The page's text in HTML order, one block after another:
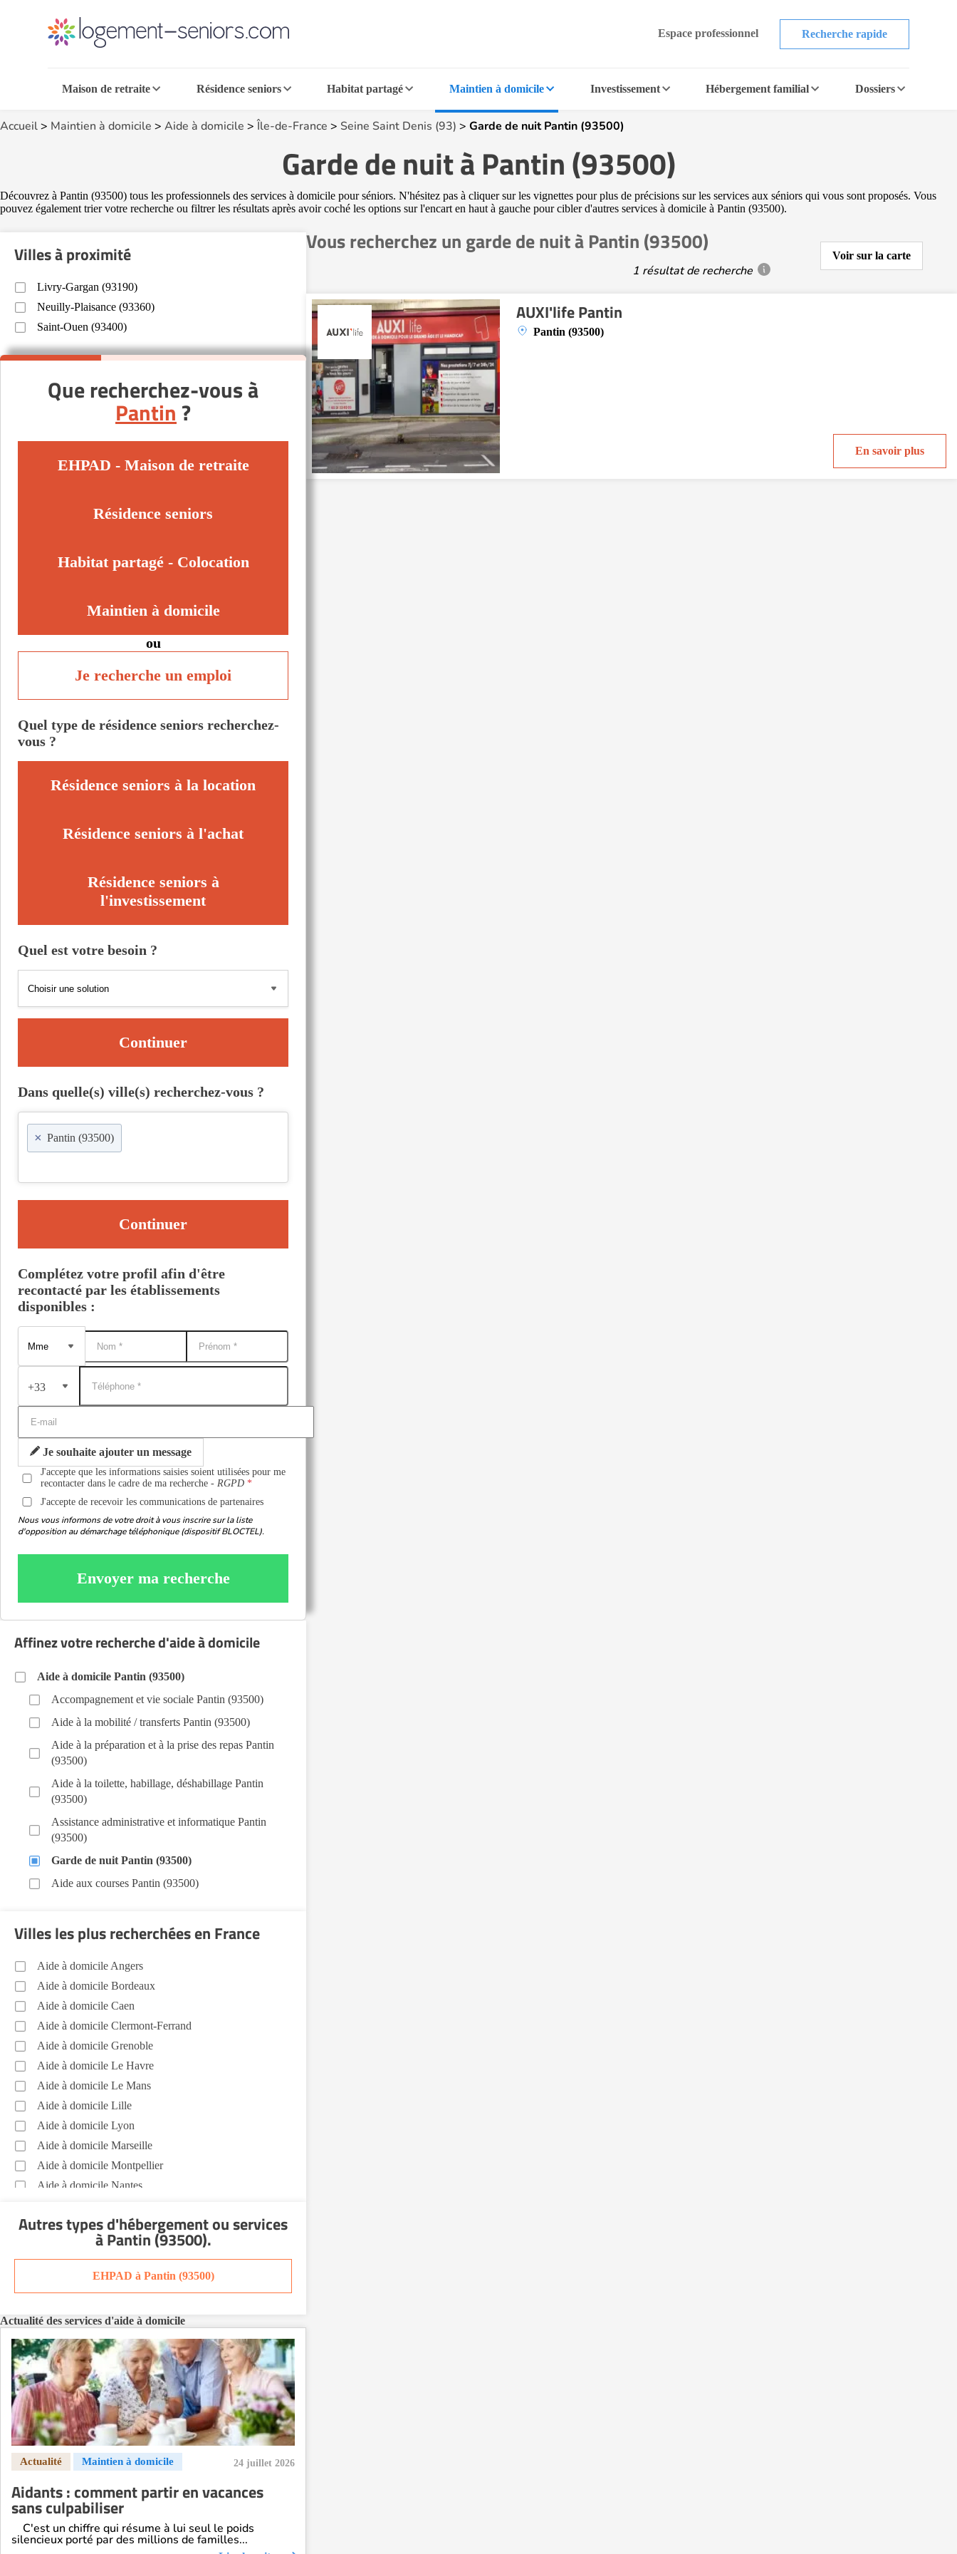
Espace professionnel Recherche rapide
Maison de retraite Résidence seniors Habitat partagé Maintien à domicile Investissement Hébergement familial Dossiers
Accueil> Maintien à domicile > Aide à domicile > Île-de-France > Seine Saint Denis (93) > Garde de nuit Pantin (93500)
Garde de nuit à Pantin (93500)
Découvrez à Pantin (93500) tous les professionnels des services à domicile pour séniors. N'hésitez pas à cliquer sur les vignettes pour plus de précisions sur les services aux séniors qui vous sont proposés. Vous
pouvez également trier votre recherche ou filtrer les résultats après avoir coché les options sur l'encart en haut à gauche pour cibler d'autres services à domicile à Pantin (93500).
Vous recherchez un garde de nuit à Pantin (93500)
1 résultat de recherche
Voir sur la carte
AUXI'life Pantin
Pantin (93500)
En savoir plus
Villes à proximité
Livry-Gargan (93190)
Neuilly-Plaisance (93360)
Saint-Ouen (93400)
Que recherchez-vous à
Pantin ?
EHPAD - Maison de retraite
Résidence seniors
Habitat partagé - Colocation
Maintien à domicile
ou
Je recherche un emploi
Quel type de résidence seniors recherchez-
vous ?
Résidence seniors à la location
Résidence seniors à l'achat
Résidence seniors à
l'investissement
Quel est votre besoin ?
Continuer
Dans quelle(s) ville(s) recherchez-vous ?
× Pantin (93500)
Continuer
Complétez votre profil afin d'être
recontacté par les établissements
disponibles :
+33
Je souhaite ajouter un message
J'accepte que les informations saisies soient utilisées pour me
recontacter dans le cadre de ma recherche -RGPD
J'accepte de recevoir les communications de partenaires
Nous vous informons de votre droit à vous inscrire sur la liste
d'opposition au démarchage téléphonique (dispositif BLOCTEL).
Envoyer ma recherche
Affinez votre recherche d'aide à domicile
Aide à domicile Pantin (93500)
Accompagnement et vie sociale Pantin (93500)
Aide à la mobilité / transferts Pantin (93500)
Aide à la préparation et à la prise des repas Pantin
(93500)
Aide à la toilette, habillage, déshabillage Pantin
(93500)
Assistance administrative et informatique Pantin
(93500)
Garde de nuit Pantin (93500)
Aide aux courses Pantin (93500)
Sorties (promenades, rendez-vous médicaux...)
Pantin (93500)
Autres aides à domicile Pantin (93500)
Voir toutes les aides à domicile à Pantin (93500)
Villes les plus recherchées en France
Aide à domicile Angers
Aide à domicile Bordeaux
Aide à domicile Caen
Aide à domicile Clermont-Ferrand
Aide à domicile Grenoble
Aide à domicile Le Havre
Aide à domicile Le Mans
Aide à domicile Lille
Aide à domicile Lyon
Aide à domicile Marseille
Aide à domicile Montpellier
Aide à domicile Nantes
Aide à domicile Nîmes
Aide à domicile Orléans
Aide à domicile Saint-Etienne
Aide à domicile Toulouse
Recherche par ville
Autres types d'hébergement ou services
à Pantin (93500).
EHPAD à Pantin (93500)
Actualité des services d'aide à domicile
24 juillet 2026
Aidants : comment partir en vacances
sans culpabiliser
C'est un chiffre qui résume à lui seul le poids
silencieux porté par des millions de familles...